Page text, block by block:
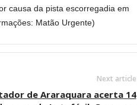
causa da pista escorregadia em
Matão Urgente)
Next article
de Araraquara acerta 14